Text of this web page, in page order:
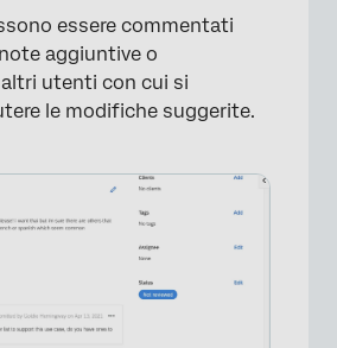
essere commentati
aggiuntive o
utenti con cui si
le modifiche suggerite.